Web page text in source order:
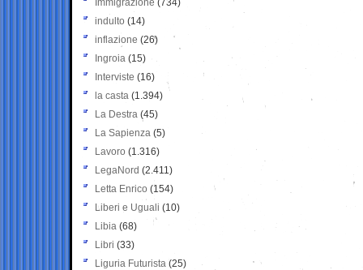
Immigrazione (734)
indulto (14)
inflazione (26)
Ingroia (15)
Interviste (16)
la casta (1.394)
La Destra (45)
La Sapienza (5)
Lavoro (1.316)
LegaNord (2.411)
Letta Enrico (154)
Liberi e Uguali (10)
Libia (68)
Libri (33)
Liguria Futurista (25)